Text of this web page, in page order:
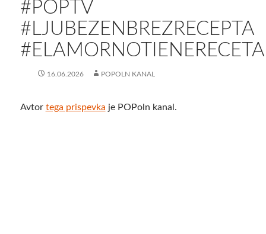
#POPTV
#LJUBEZENBREZRECEPTA
#ELAMORNOTIENERECETA
16.06.2026 POPOLN KANAL
Avtor tega prispevka je POPoln kanal.